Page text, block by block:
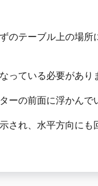
のテーブル上の場所
ている必要があり
の前面に浮かんで
れ、水平方向にも